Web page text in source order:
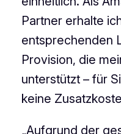
Partner erhalte
entsprechenden
Provision, die
unterstützt – für
keine
„Aufgrund der